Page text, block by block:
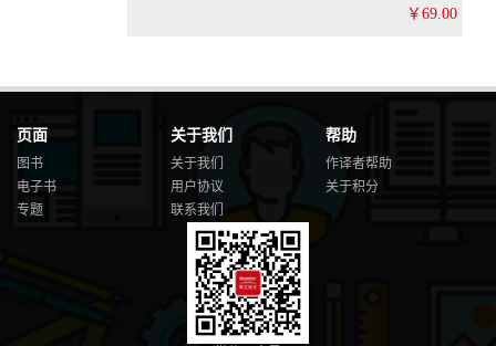
￥69.00
页面
图书
电子书
专题
关于我们
关于我们
用户协议
联系我们
帮助
作译者帮助
关于积分